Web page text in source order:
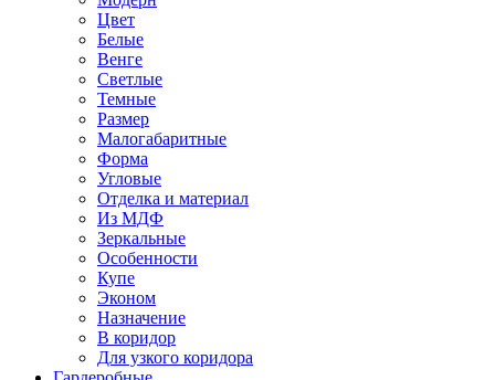
Цвет
Белые
Венге
Светлые
Темные
Размер
Малогабаритные
Форма
Угловые
Отделка и материал
Из МДФ
Зеркальные
Особенности
Купе
Эконом
Назначение
В коридор
Для узкого коридора